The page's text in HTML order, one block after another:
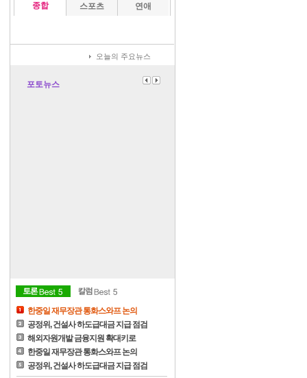
종합 스포츠 연애
오늘의 주요뉴스
포토뉴스
한중일 재무장관 통화스와프 논의
공정위, 건설사 하도급대금 지급 점검
해외자원개발 금융지원 확대키로
한중일 재무장관 통화스와프 논의
공정위, 건설사 하도급대금 지급 점검